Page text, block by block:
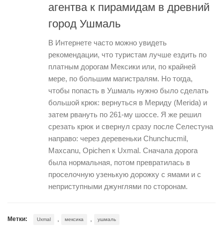
агентва к пирамидам в древний
город Ушмаль
В Интернете часто можно увидеть
рекомендации, что туристам лучше ездить по
платным дорогам Мексики или, по крайней
мере, по большим магистралям. Но тогда,
чтобы попасть в Ушмаль нужно было сделать
большой крюк: вернуться в Мериду (Merida) и
затем рвануть по 261-му шоссе. Я же решил
срезать крюк и свернул сразу после Селестуна
направо: через деревеньки Chunchucmil,
Maxcanu, Opichen к Uxmal. Сначала дорога
была нормальная, потом превратилась в
проселочную узенькую дорожку с ямами и с
неприступными джунглями по сторонам.
Метки: Uxmal мексика ушмаль